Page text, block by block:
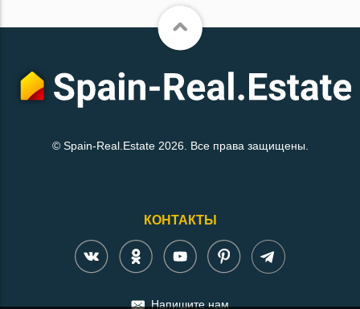
© Spain-Real.Estate 2026. Все права защищены.
КОНТАКТЫ
Напишите нам